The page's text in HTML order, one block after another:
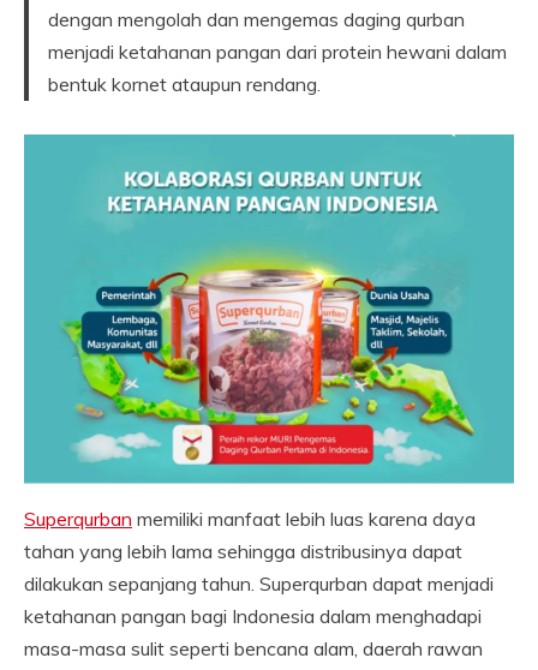
dengan mengolah dan mengemas daging qurban
menjadi ketahanan pangan dari protein hewani dalam
bentuk kornet ataupun rendang.
Superqurban memiliki manfaat lebih luas karena daya
tahan yang lebih lama sehingga distribusinya dapat
dilakukan sepanjang tahun. Superqurban dapat menjadi
ketahanan pangan bagi Indonesia dalam menghadapi
masa-masa sulit seperti bencana alam, daerah rawan